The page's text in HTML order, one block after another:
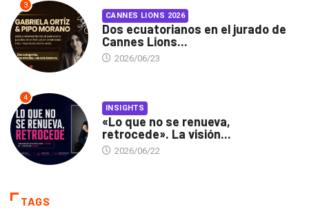
3
CANNES LIONS 2026
Dos ecuatorianos en el jurado de
Cannes Lions...
2026/06/23
4
INSIGHTS
«Lo que no se renueva,
retrocede». La visión...
2026/06/22
TAGS